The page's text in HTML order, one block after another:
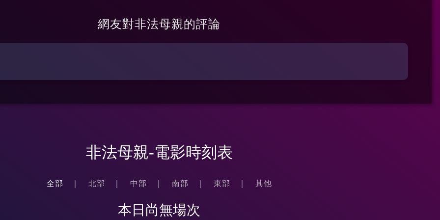
網友對非法母親的評論
非法母親-電影時刻表
全部 北部 中部 南部 東部 其他
本日尚無場次